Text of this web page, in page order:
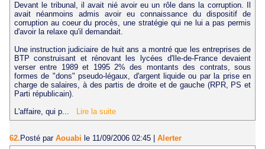
Devant le tribunal, il avait nié avoir eu un rôle dans la corruption. Il
avait néanmoins admis avoir eu connaissance du dispositif de
corruption au coeur du procès, une stratégie qui ne lui a pas permis
d'avoir la relaxe qu'il demandait.
Une instruction judiciaire de huit ans a montré que les entreprises de
BTP construisant et rénovant les lycées d'Ile-de-France devaient
verser entre 1989 et 1995 2% des montants des contrats, sous
formes de "dons" pseudo-légaux, d'argent liquide ou par la prise en
charge de salaires, à des partis de droite et de gauche (RPR, PS et
Parti républicain).
L'affaire, qui p...
Lire la suite
62. Posté par Aouabi le 11/09/2006 02:45
Alerter